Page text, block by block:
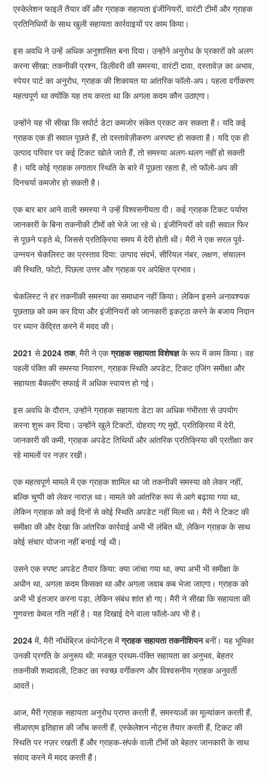
एस्केलेशन फाइलें तैयार कीं और ग्राहक सहायता इंजीनियरों, वारंटी टीमों और ग्राहक
प्रतिनिधियों के साथ खुली सहायता कार्रवाइयों पर काम किया।
इस अवधि ने उन्हें अधिक अनुशासित बना दिया। उन्होंने अनुरोध के प्रकारों को अलग
करना सीखा: तकनीकी प्रश्न, डिलीवरी की समस्या, वारंटी दावा, दस्तावेज़ का अभाव,
स्पेयर पार्ट का अनुरोध, ग्राहक की शिकायत या आंतरिक फॉलो-अप। पहला वर्गीकरण
महत्वपूर्ण था क्योंकि यह तय करता था कि अगला कदम कौन उठाएगा।
उन्होंने यह भी सीखा कि सपोर्ट डेटा कमजोर संकेत प्रकट कर सकता है। यदि कई
ग्राहक एक ही सवाल पूछते हैं, तो दस्तावेज़ीकरण अस्पष्ट हो सकता है। यदि एक ही
उत्पाद परिवार पर कई टिकट खोले जाते हैं, तो समस्या अलग-थलग नहीं हो सकती
है। यदि कोई ग्राहक लगातार स्थिति के बारे में पूछता रहता है, तो फॉलो-अप की
दिनचर्या कमजोर हो सकती है।
एक बार बार आने वाली समस्या ने उन्हें विश्वसनीयता दी। कई ग्राहक टिकट पर्याप्त
जानकारी के बिना तकनीकी टीमों को भेजे जा रहे थे। इंजीनियरों को वही सवाल फिर
से पूछने पड़ते थे, जिससे प्रतिक्रिया समय में देरी होती थी। मैरी ने एक सरल पूर्व-
उन्नयन चेकलिस्ट का प्रस्ताव दिया: उत्पाद संदर्भ, सीरियल नंबर, लक्षण, संचालन
की स्थिति, फोटो, पिछला उत्तर और ग्राहक पर अपेक्षित प्रभाव।
चेकलिस्ट ने हर तकनीकी समस्या का समाधान नहीं किया। लेकिन इसने अनावश्यक
पूछताछ को कम कर दिया और इंजीनियरों को जानकारी इकट्ठा करने के बजाय निदान
पर ध्यान केंद्रित करने में मदद की।
2021 से2024 तक, मैरी ने एकग्राहक सहायता विशेषज्ञके रूप में काम किया। वह
पहली पंक्ति की समस्या निवारण, ग्राहक स्थिति अपडेट, टिकट एजिंग समीक्षा और
सहायता बैकलॉग सफाई में अधिक स्वायत्त हो गई।
इस अवधि के दौरान, उन्होंने ग्राहक सहायता डेटा का अधिक गंभीरता से उपयोग
करना शुरू कर दिया। उन्होंने खुले टिकटों, दोहराए गए मुद्दों, प्रतिक्रिया में देरी,
जानकारी की कमी, ग्राहक अपडेट तिथियों और आंतरिक प्रतिक्रिया की प्रतीक्षा कर
रहे मामलों पर नज़र रखी।
एक महत्वपूर्ण मामले में एक ग्राहक शामिल था जो तकनीकी समस्या को लेकर नहीं,
बल्कि चुप्पी को लेकर नाराज़ था। मामले को आंतरिक रूप से आगे बढ़ाया गया था,
लेकिन ग्राहक को कई दिनों से कोई स्थिति अपडेट नहीं मिला था। मैरी ने टिकट की
समीक्षा की और देखा कि आंतरिक कार्रवाई अभी भी लंबित थी, लेकिन ग्राहक के साथ
कोई संचार योजना नहीं बनाई गई थी।
उसने एक स्पष्ट अपडेट तैयार किया: क्या जांचा गया था, क्या अभी भी समीक्षा के
अधीन था, अगला कदम किसका था और अगला जवाब कब भेजा जाएगा। ग्राहक को
अभी भी इंतजार करना पड़ा, लेकिन संबंध शांत हो गए। मैरी ने सीखा कि सहायता की
गुणवत्ता केवल गति नहीं है। यह दिखाई देने वाला फॉलो-अप भी है।
2024 में, मैरी नॉर्थब्रिज कंपोनेंट्स मेंग्राहक सहायता तकनीशियनबनीं। यह भूमिका
उनकी प्रगति के अनुरूप थी: मजबूत प्रथम-पंक्ति सहायता का अनुभव, बेहतर
तकनीकी शब्दावली, टिकट का स्वच्छ वर्गीकरण और विश्वसनीय ग्राहक अनुवर्ती
आदतें।
आज, मैरी ग्राहक सहायता अनुरोध प्राप्त करती हैं, समस्याओं का मूल्यांकन करती हैं,
सीआरएम इतिहास की जाँच करती हैं, एस्केलेशन नोट्स तैयार करती हैं, टिकट की
स्थिति पर नज़र रखती हैं और ग्राहक-संपर्क वाली टीमों को बेहतर जानकारी के साथ
संवाद करने में मदद करती हैं।